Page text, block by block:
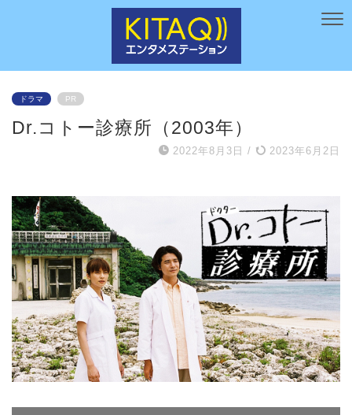
ドラマ PR
Dr.コトー診療所（2003年）
2022年8月3日 / 2023年6月2日